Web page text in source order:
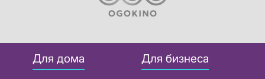
Для дома Для бизнеса